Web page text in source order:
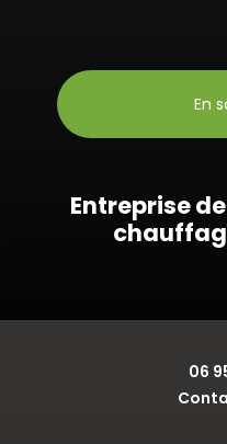
En
Entreprise
06